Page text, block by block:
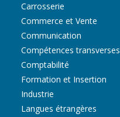
Carrosserie
Commerce et Vente
Communication
Compétences transverses
Comptabilité
Formation et Insertion
Industrie
Langues étrangères